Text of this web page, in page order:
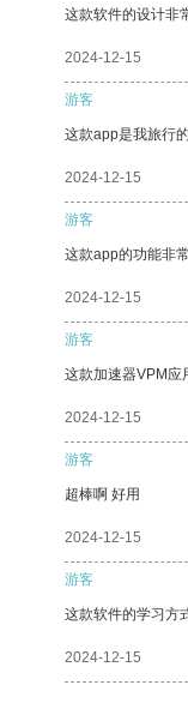
这款软件的设计非
2024-12-15
游客
这款app是我旅行
2024-12-15
游客
这款app的功能非
2024-12-15
游客
这款加速器VPM应
2024-12-15
游客
超棒啊 好用
2024-12-15
游客
这款软件的学习方
2024-12-15